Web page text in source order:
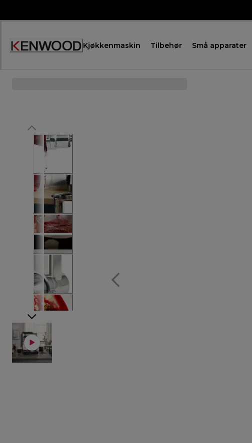
Kjøkkenmaskin Tilbehør Små apparater